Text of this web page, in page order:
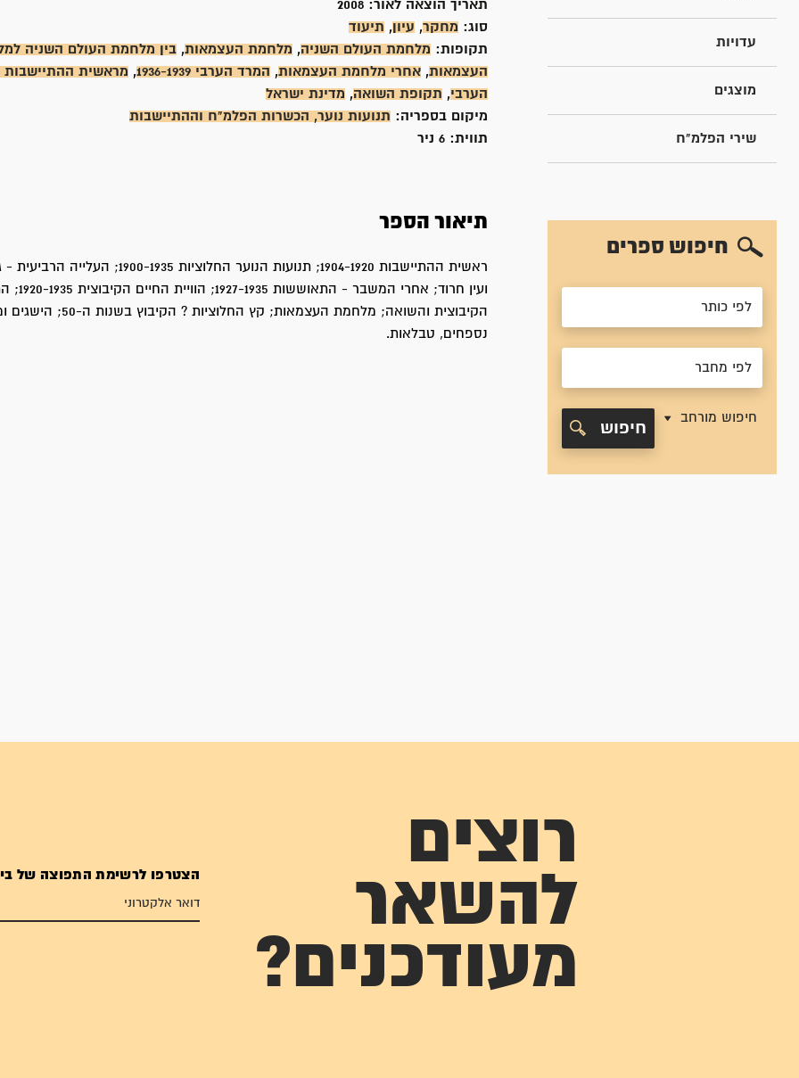
עדויות
מוצגים
שירי הפלמ"ח
חיפוש ספרים
חיפוש מורחב
חיפוש
תאריך הוצאה לאור:
סוג: מחקר, עיון, תיעוד
תקופות: מלחמת העולם השניה, מלחמת העצמאות, בין מלחמת העולם השניה
העצמאות, אחרי מלחמת העצמאות, המרד הערבי 1936-1939 , מראשית ההתיישבות
הערבי, תקופת השואה, מדינת ישראל
מיקום בספריה: תנועות נוער, הכשרות הפלמ"ח וההתיישבות
תווית: 6 ניר
תיאור הספר
ראשית ההתיישבות 1904-1920; תנועות הנוער החלוציות
ועין חרוד; אחרי המשבר -
הקיבוצית והשואה; מלחמת העצמאות; קץ
נספחים, טבלאות.
רוצים
להשאר
מעודכנים?
הצטרפו לרשימת התפוצה של